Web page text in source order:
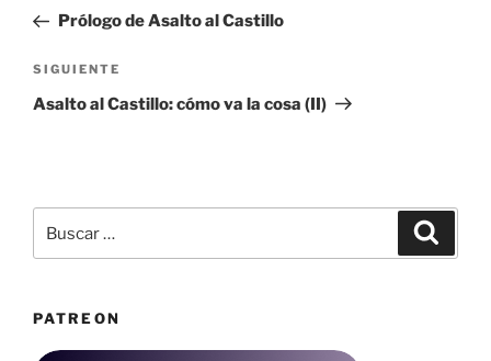
entradas
anterior:
Prólogo de Asalto al Castillo
Siguiente
entrada
SIGUIENTE
Asalto al Castillo: cómo va la cosa (II)
por:
PATREON